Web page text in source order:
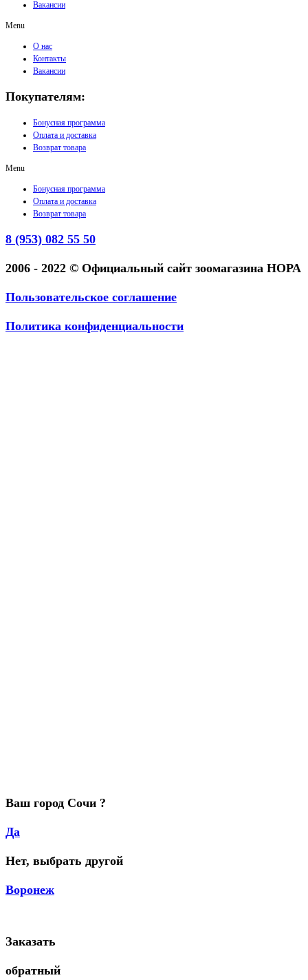
Вакансии
Menu
О нас
Контакты
Вакансии
Покупателям:
Бонусная программа
Оплата и доставка
Возврат товара
Menu
Бонусная программа
Оплата и доставка
Возврат товара
8 (953) 082 55 50
2006 - 2022 © Официальный сайт зоомагазина НОРА
Пользовательское соглашение
Политика конфиденциальности
Ваш город Сочи ?
Да
Нет, выбрать другой
Воронеж
Заказать
обратный